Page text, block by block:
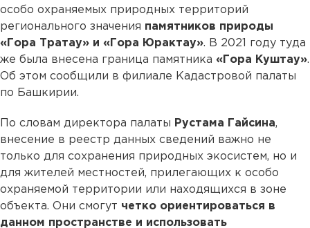
особо охраняемых природных территорий
регионального значения памятников природы
«Гора Тратау» и «Гора Юрактау». В 2021 году туда
же была внесена граница памятника «Гора Куштау».
Об этом сообщили в филиале Кадастровой палаты
по Башкирии.
По словам директора палаты Рустама Гайсина,
внесение в реестр данных сведений важно не
только для сохранения природных экосистем, но и
для жителей местностей, прилегающих к особо
охраняемой территории или находящихся в зоне
объекта. Они смогут четко ориентироваться в
данном пространстве и использовать